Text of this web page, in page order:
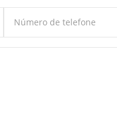
Número de telefone